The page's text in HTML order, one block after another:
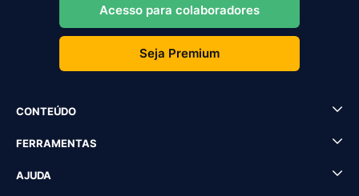
Acesso para colaboradores
Seja Premium
CONTEÚDO
FERRAMENTAS
AJUDA